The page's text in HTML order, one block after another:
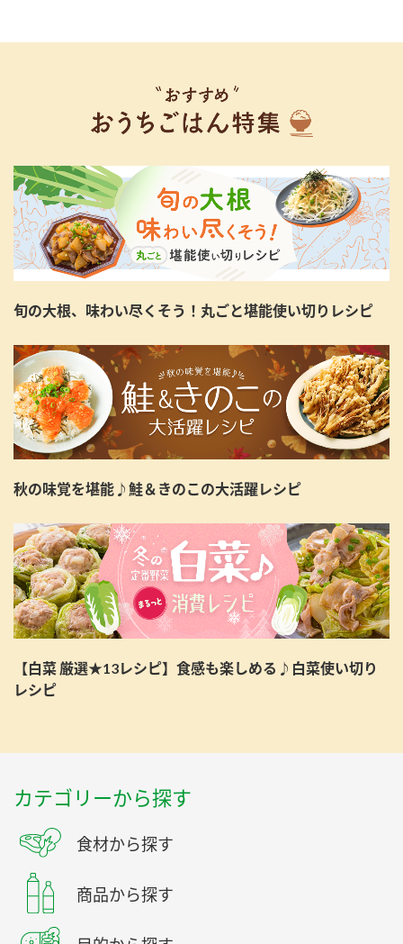
旬の大根、味わい尽くそう！丸ごと堪能使い切りレシピ
秋の味覚を堪能♪鮭＆きのこの大活躍レシピ
【白菜 厳選★13レシピ】食感も楽しめる♪白菜使い切り
レシピ
カテゴリーから探す
食材から探す
商品から探す